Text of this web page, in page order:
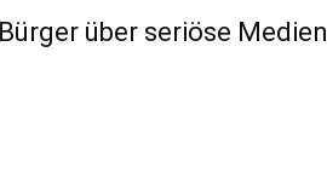
über seriöse Medien